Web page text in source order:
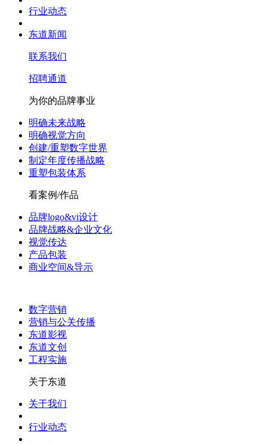
行业动态
东道新闻
联系我们
招聘通道
为你的品牌事业
明确未来战略
明确视觉方向
创建/重塑数字世界
制定年度传播战略
重塑包装体系
看案例/作品
品牌logo&vi设计
品牌战略&企业文化
视觉传达
产品包装
商业空间&导示
数字营销
营销与公关传播
东道影视
东道文创
工程实施
关于东道
关于我们
行业动态